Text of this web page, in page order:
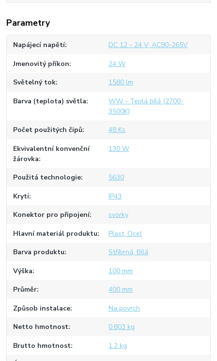
Parametry
Napájecí napětí DC 12 - 24 V, AC90-265V
Jmenovitý příkon 24 W
Světelný tok 1580 lm
Barva (teplota) světla
WW - Teplá bílá (2700-
3500K)
Počet použitých čipů 48 Ks
Ekvivalentní konvenční
žárovka
130 W
Použitá technologie 5630
Krytí IP43
Konektor pro připojení svorky
Hlavní materiál produktu Plast, Ocel
Barva produktu Stříbrná, Bílá
Výška 100 mm
Průměr 400 mm
Způsob instalace Na povrch
Netto hmotnost 0.803 kg
Brutto hmotnost 1.2 kg